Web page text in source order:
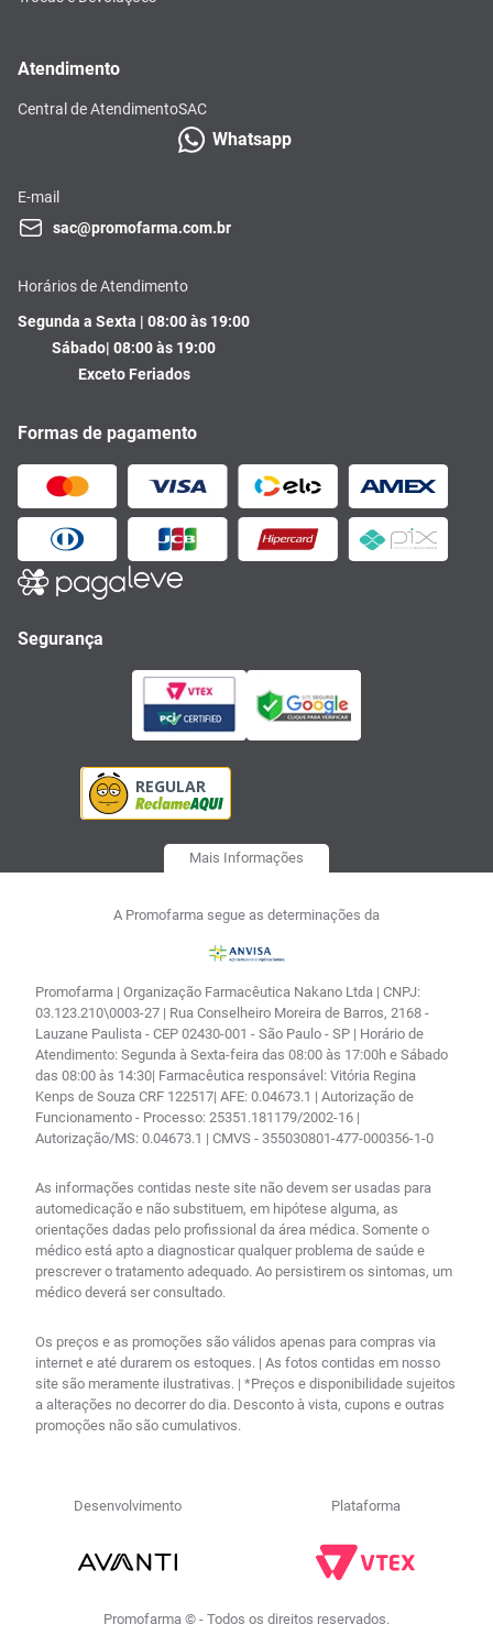
Atendimento
Central de AtendimentoSAC
Whatsapp
E-mail
sac@promofarma.com.br
Horários de Atendimento
Segunda a Sexta | 08:00 às 19:00
Sábado| 08:00 às 19:00
Exceto Feriados
Formas de pagamento
Segurança
Mais Informações
A Promofarma segue as determinações da
Promofarma | Organização Farmacêutica Nakano Ltda | CNPJ:
03.123.210\0003-27 | Rua Conselheiro Moreira de Barros, 2168 -
Lauzane Paulista - CEP 02430-001 - São Paulo - SP | Horário de
Atendimento: Segunda à Sexta-feira das 08:00 às 17:00h e Sábado
das 08:00 às 14:30| Farmacêutica responsável: Vitória Regina
Kenps de Souza CRF 122517| AFE: 0.04673.1 | Autorização de
Funcionamento - Processo: 25351.181179/2002-16 |
Autorização/MS: 0.04673.1 | CMVS - 355030801-477-000356-1-0
As informações contidas neste site não devem ser usadas para
automedicação e não substituem, em hipótese alguma, as
orientações dadas pelo profissional da área médica. Somente o
médico está apto a diagnosticar qualquer problema de saúde e
prescrever o tratamento adequado. Ao persistirem os sintomas, um
médico deverá ser consultado.
Os preços e as promoções são válidos apenas para compras via
internet e até durarem os estoques. | As fotos contidas em nosso
site são meramente ilustrativas. | *Preços e disponibilidade sujeitos
a alterações no decorrer do dia. Desconto à vista, cupons e outras
promoções não são cumulativos.
Desenvolvimento Plataforma
Promofarma © - Todos os direitos reservados.